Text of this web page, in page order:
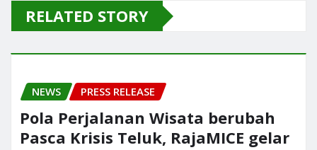
RELATED STORY
NEWS PRESS RELEASE
Pola Perjalanan Wisata berubah
Pasca Krisis Teluk, RajaMICE gelar